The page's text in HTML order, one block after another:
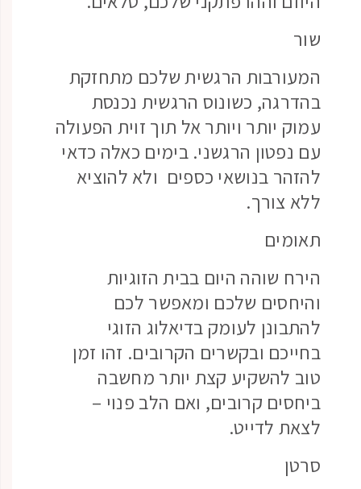
שור
המעורבות הרגשית שלכם מתחזקת
בהדרגה, כשונוס הרגשית נכנסת
עמוק יותר ויותר אל תוך זוית הפעולה
עם נפטון הרגשני. בימים כאלה כדאי
להזהר בנושאי כספים ולא להוציא
ללא צורך.
תאומים
הירח שוהה היום בבית הזוגיות
והיחסים שלכם ומאפשר לכם
להתבונן לעומק בדיאלוג הזוגי
בחייכם ובקשרים הקרובים. זהו זמן
טוב להשקיע קצת יותר מחשבה
ביחסים קרובים, ואם הלב פנוי –
לצאת לדייט.
סרטן